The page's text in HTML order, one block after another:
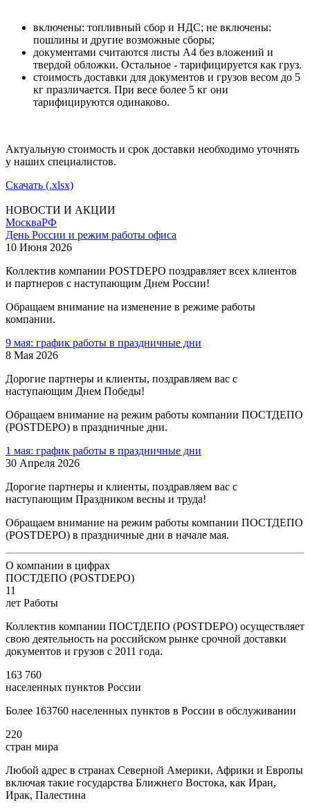
включены: топливный сбор и НДС; не включены:
пошлины и другие возможные сборы;
документами считаются листы А4 без вложений и
твердой обложки. Остальное - тарифицируется как груз.
стоимость доставки для документов и грузов весом до 5
кг празличается. При весе более 5 кг они
тарифицируются одинаково.
Актуальную стоимость и срок доставки необходимо уточнять
у наших специалистов.
Скачать (.xlsx)
НОВОСТИ И АКЦИИ
МоскваРФ
День России и режим работы офиса
10 Июня 2026
Коллектив компании POSTDEPO поздравляет всех клиентов
и партнеров с наступающим Днем России!
Обращаем внимание на изменение в режиме работы
компании.
9 мая: график работы в праздничные дни
8 Мая 2026
Дорогие партнеры и клиенты, поздравляем вас с
наступающим Днем Победы!
Обращаем внимание на режим работы компании ПОСТДЕПО
(POSTDEPO) в праздничные дни.
1 мая: график работы в праздничные дни
30 Апреля 2026
Дорогие партнеры и клиенты, поздравляем вас с
наступающим Праздником весны и труда!
Обращаем внимание на режим работы компании ПОСТДЕПО
(POSTDEPO) в праздничные дни в начале мая.
О компании в цифрах
ПОСТДЕПО (POSTDEPO)
11
лет Работы
Коллектив компании ПОСТДЕПО (POSTDEPO) осуществляет
свою деятельность на российском рынке срочной доставки
документов и грузов с 2011 года.
163 760
населенных пунктов России
Более 163760 населенных пунктов в России в обслуживании
220
стран мира
Любой адрес в странах Северной Америки, Африки и Европы
включая такие государства Ближнего Востока, как Иран,
Ирак, Палестина